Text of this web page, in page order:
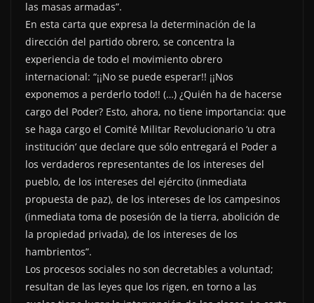
las masas armadas”.
En esta carta que expresa la determinación de la
dirección del partido obrero, se concentra la
experiencia de todo el movimiento obrero
internacional: “¡¡No se puede esperar!! ¡¡Nos
exponemos a perderlo todo!! (…) ¿Quién ha de hacerse
cargo del Poder? Esto, ahora, no tiene importancia: que
se haga cargo el Comité Militar Revolucionario ‘u otra
institución’ que declare que sólo entregará el Poder a
los verdaderos representantes de los intereses del
pueblo, de los intereses del ejército (inmediata
propuesta de paz), de los intereses de los campesinos
(inmediata toma de posesión de la tierra, abolición de
la propiedad privada), de los intereses de los
hambrientos”.
Los procesos sociales no son decretables a voluntad;
resultan de las leyes que los rigen, en torno a las